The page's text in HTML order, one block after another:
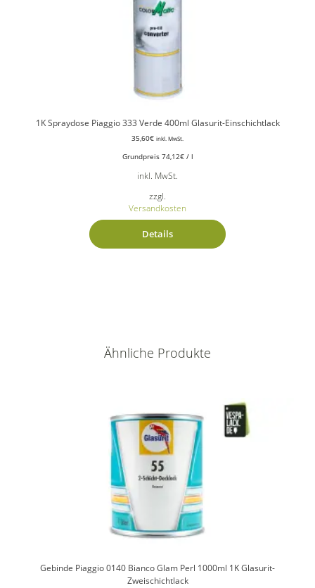
1K Spraydose Piaggio 333 Verde 400ml Glasurit-Einschichtlack
35,60€ inkl. MwSt.
Grundpreis 74,12€/ l
inkl. MwSt.
zzgl.
Versandkosten
Details
Ähnliche Produkte
Gebinde Piaggio 0140 Bianco Glam Perl 1000ml 1K Glasurit-
Zweischichtlack